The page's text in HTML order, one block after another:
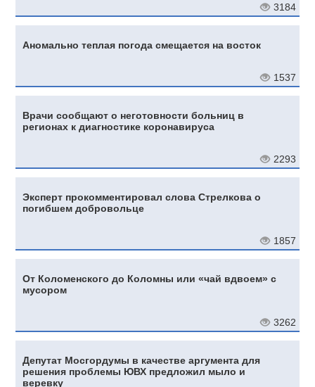
3184
Аномально теплая погода смещается на восток
1537
Врачи сообщают о неготовности больниц в
регионах к диагностике коронавируса
2293
Эксперт прокомментировал слова Стрелкова о
погибшем добровольце
1857
От Коломенского до Коломны или «чай вдвоем» с
мусором
3262
Депутат Мосгордумы в качестве аргумента для
решения проблемы ЮВХ предложил мыло и
веревку